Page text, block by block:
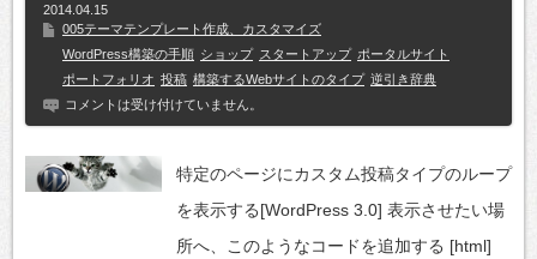
2014.04.15
005テーマテンプレート作成、カスタマイズ
WordPress構築の手順 ショップ スタートアップ ポータルサイト
ポートフォリオ 投稿 構築するWebサイトのタイプ 逆引き辞典
コメントは受け付けていません。
特定のページにカスタム投稿タイプのループ
を表示する[WordPress 3.0] 表示させたい場
所へ、このようなコードを追加する [html]